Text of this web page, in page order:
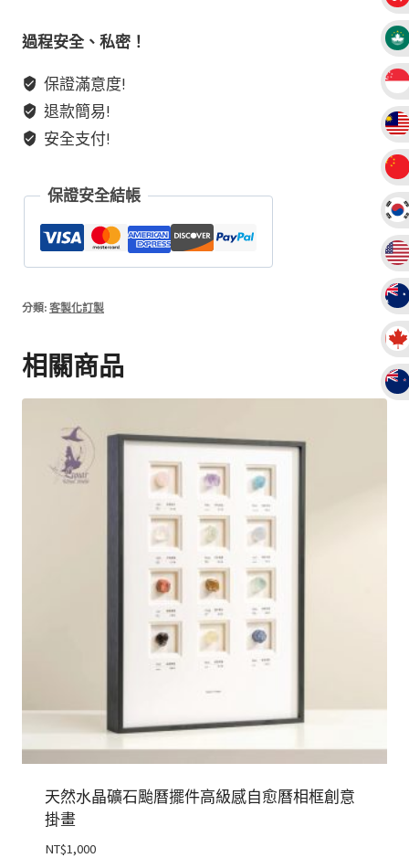
合
五
行
水
銀
然
幽
靈
過程安全、私密！
保證滿意度!
退款簡易!
安全支付!
保證安全結帳
分類: 客製化訂製
相關商品
天然水晶礦石颱曆擺件高級感自愈曆相框創意
掛畫
NT$1,000